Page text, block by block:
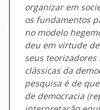
organizar em
os fundamentos
no modelo
deu em virtude
seus
clássicas da
pesquisa é de
de democracia